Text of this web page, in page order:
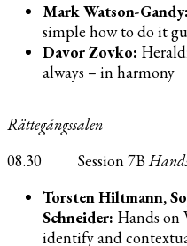
Mark Watson-Gandy:
simple how to do it
Davor Zovko:
always – in harmony
Rättegångssalen
08.30 Session 7B
Torsten Hiltmann,
Schneider: Hands on
identify and